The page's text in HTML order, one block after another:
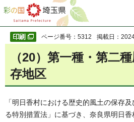
彩の国 埼玉県
ページ番号：5312 掲載日：
（20）第一種・第二
存地区
「明日香村における歴史的風土の保存
る特別措置法」に基づき、奈良県明日